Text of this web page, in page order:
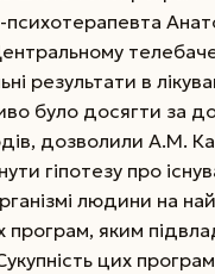
психотерапевта
результати в
було досягти за
дозволили А.М.
гіпотезу про
людини на
програм, яким
цих